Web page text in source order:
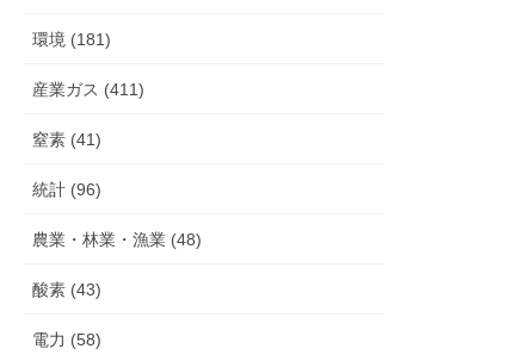
環境 (181)
産業ガス (411)
窒素 (41)
統計 (96)
農業・林業・漁業 (48)
酸素 (43)
電力 (58)